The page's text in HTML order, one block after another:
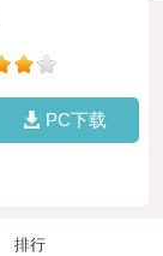
PC下载
排行